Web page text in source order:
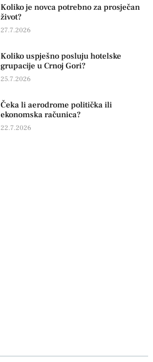
Koliko je novca potrebno za prosječan
život?
27.7.2026
Koliko uspješno posluju hotelske
grupacije u Crnoj Gori?
25.7.2026
Čeka li aerodrome politička ili
ekonomska računica?
22.7.2026